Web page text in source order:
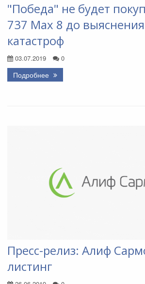
"Победа" не будет
737 Max 8 до
катастроф
03.07.2019 0
Подробнее
Пресс-релиз: Алиф
листинг